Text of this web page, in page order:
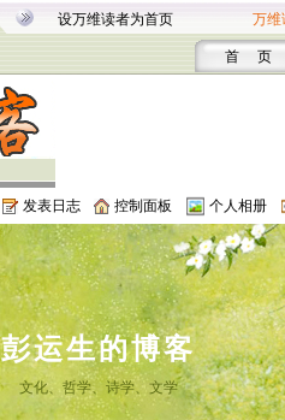
设万维读者为首页 万维
首 页
发表日志 控制面板 个人相册
彭运生的博客
文化、哲学、诗学、文学